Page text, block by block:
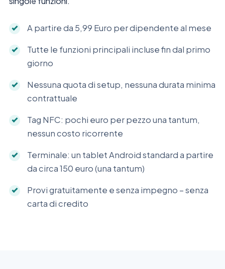
A partire da 5,99 Euro per dipendente al mese
Tutte le funzioni principali incluse fin dal primo
giorno
Nessuna quota di setup, nessuna durata minima
contrattuale
Tag NFC: pochi euro per pezzo una tantum,
nessun costo ricorrente
Terminale: un tablet Android standard a partire
da circa 150 euro (una tantum)
Provi gratuitamente e senza impegno – senza
carta di credito